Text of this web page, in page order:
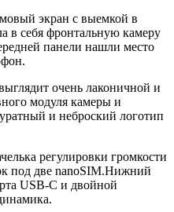
экран с выемкой в
в себя фронтальную камеру
панели нашли место
очень лаконичной и
модуля камеры и
и неброский логотип
регулировки громкости
под две nanoSIM.Нижний
USB-C и двойной